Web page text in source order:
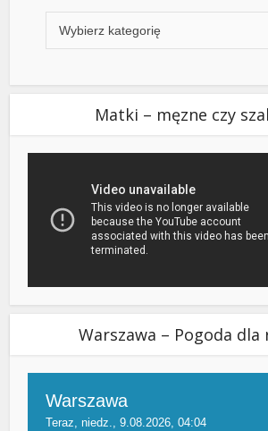
Matki – męzne czy
Warszawa – Pogoda dla